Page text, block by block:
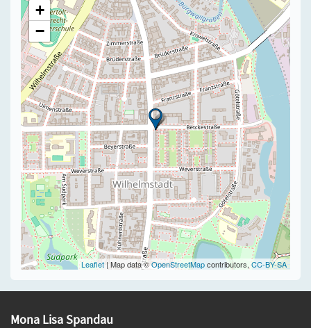
+
−
Leaflet | Map data ©OpenStreetMapcontributors,CC-BY-SA
Mona Lisa Spandau